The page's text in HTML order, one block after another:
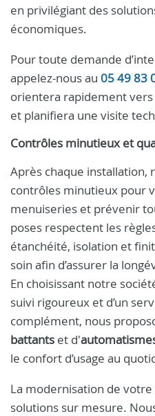
en privilégiant des
économiques.
Pour toute demande
appelez-nous au 05 49 83
orientera rapidement
et planifiera une visite
Contrôles minutieux et
Après chaque installation,
contrôles minutieux pour
menuiseries et prévenir
poses respectent les
étanchéité, isolation et
soin afin d’assurer la
En choisissant notre
suivi rigoureux et d’un
complément, nous
battants et d'
le confort d’usage au
La modernisation de
solutions sur mesure.